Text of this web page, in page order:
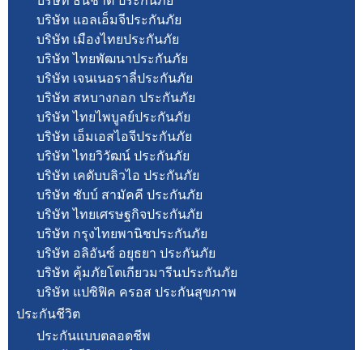
บริษัท แอลเอ็มจีประกันภัย
บริษัท เมืองไทยประกันภัย
บริษัท ไทยพัฒนาประกันภัย
บริษัท เจนเนอราลี่ประกันภัย
บริษัท สหบางกอก ประกันภัย
บริษัท ไทยไพบูลย์ประกันภัย
บริษัท เอ็มเอสไอจีประกันภัย
บริษัท ไทยวิวัฒน์ ประกันภัย
บริษัท เคดับบลิวไอ ประกันภัย
บริษัท ชับบ์ สามัคคี ประกันภัย
บริษัท ไทยเศรษฐกิจประกันภัย
บริษัท กรุงไทยพานิชประกันภัย
บริษัท อลิอันซ์ อยุธยา ประกันภัย
บริษัท คุ้มภัยโตเกียวมารีนประกันภัย
บริษัท แปซิฟิค ครอส ประกันสุขภาพ
ประกันชีวิต
ประกันแบบตลอดชีพ